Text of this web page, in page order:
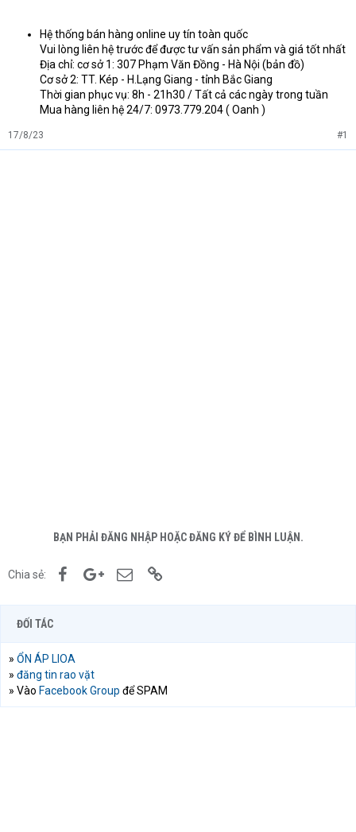
Hệ thống bán hàng online uy tín toàn quốc
Vui lòng liên hệ trước để được tư vấn sản phẩm và giá tốt nhất
Địa chỉ: cơ sở 1: 307 Phạm Văn Đồng - Hà Nội (bản đồ)
Cơ sở 2: TT. Kép - H.Lạng Giang - tỉnh Bắc Giang
Thời gian phục vụ: 8h - 21h30 / Tất cả các ngày trong tuần
Mua hàng liên hệ 24/7: 0973.779.204 ( Oanh )
17/8/23 #1
BẠN PHẢI ĐĂNG NHẬP HOẶC ĐĂNG KÝ ĐỂ BÌNH LUẬN.
Chia sẻ: FacebookGoogle+Email
ĐỐI TÁC
» ỔN ÁP LIOA
» đăng tin rao vặt
» Vào Facebook Group để SPAM